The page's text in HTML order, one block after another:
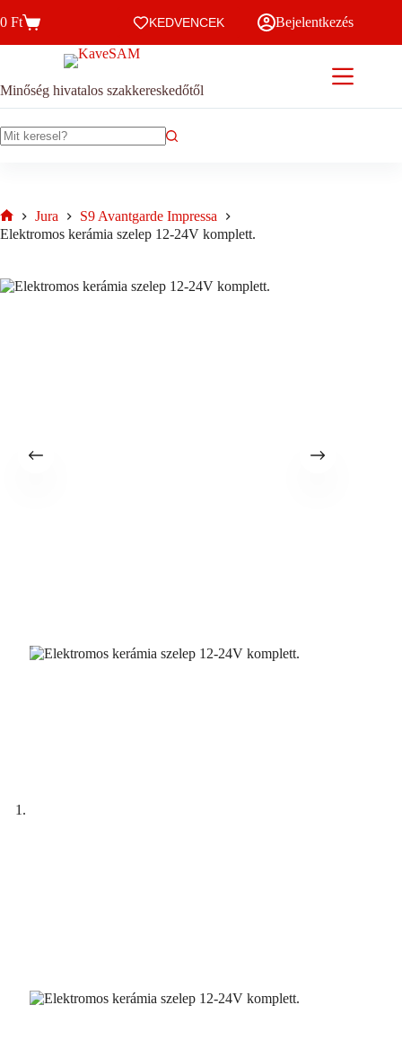
to
Kosár
0 Ft KEDVENCEK Bejelentkezés
Minőség hivatalos szakkereskedőtől
Home
Jura
S9 Avantgarde Impressa
Elektromos kerámia szelep 12-24V komplett.